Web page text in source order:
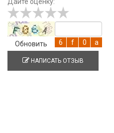
Обновить
НАПИСАТЬ ОТЗЫВ